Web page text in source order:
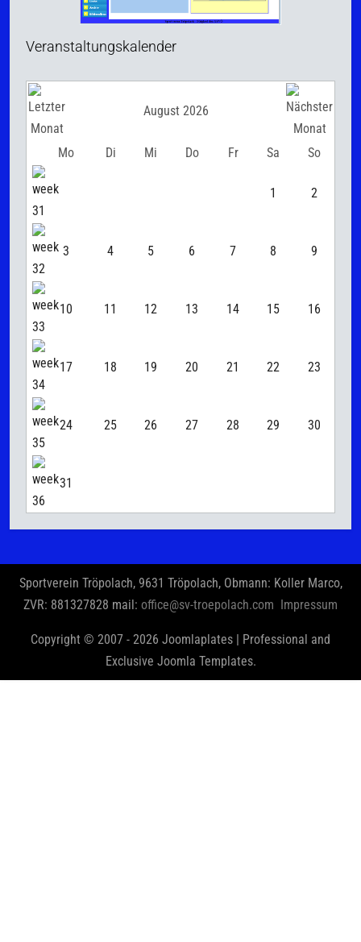
Veranstaltungskalender
August 2026
Mo Di Mi Do Fr Sa So
1 2
3 4 5 6 7 8 9
10 11 12 13 14 15 16
17 18 19 20 21 22 23
24 25 26 27 28 29 30
31
Sportverein Tröpolach, 9631 Tröpolach, Obmann: Koller Marco,
ZVR: 881327828 mail: office@sv-troepolach.com Impressum
Copyright © 2007 - 2026 Joomlaplates | Professional and
Exclusive Joomla Templates.